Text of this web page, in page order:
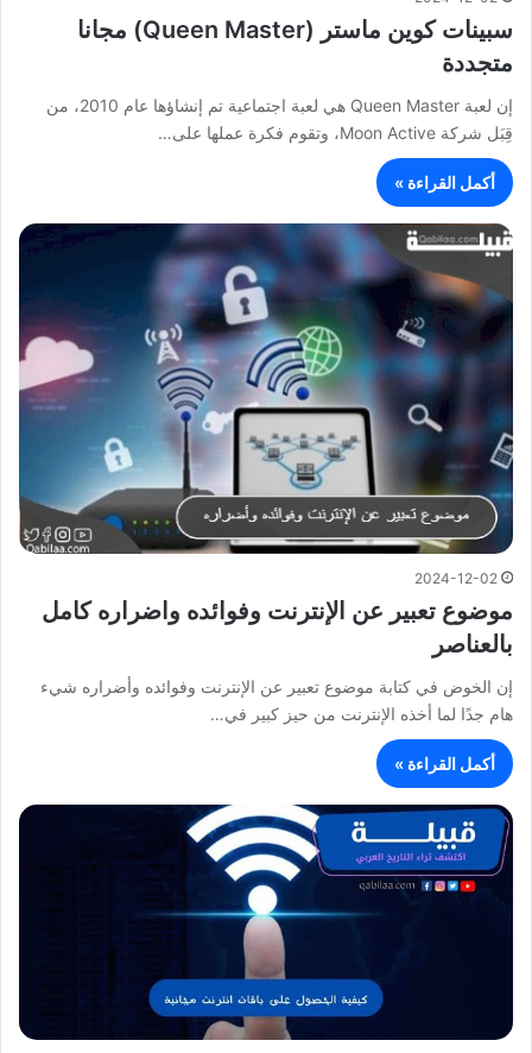
سبينات كوين ماستر (Queen Master) مجانا
متجددة
إن لعبة Queen Master هي لعبة اجتماعية تم إنشاؤها عام 2010، من
قِبَل شركة Moon Active، وتقوم فكرة عملها على…
أكمل القراءة »
2024-12-02
موضوع تعبير عن الإنترنت وفوائده واضراره كامل
بالعناصر
إن الخوض في كتابة موضوع تعبير عن الإنترنت وفوائده وأضراره شيء
هام جدًا لما أخذه الإنترنت من حيز كبير في…
أكمل القراءة »